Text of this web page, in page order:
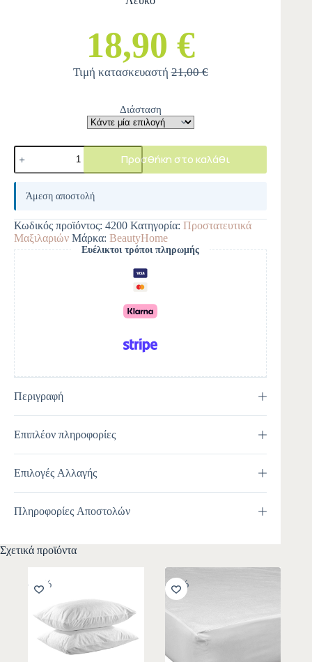
18,90 €
Τιμή κατασκευαστή21,00 €
Διάσταση
Προσθήκη στο καλάθι
A
e
r
n
a
t
i
v
e
:
Άμεση αποστολή
Κωδικός προϊόντος: 4200 Κατηγορία: Προστατευτικά
Μαξιλαριών Μάρκα: BeautyHome
Ευέλικτοι τρόποι πληρωμής
Περιγραφή
Επιπλέον πληροφορίες
Επιλογές Αλλαγής
Πληροφορίες Αποστολών
Σχετικά προϊόντα
-10% -10%